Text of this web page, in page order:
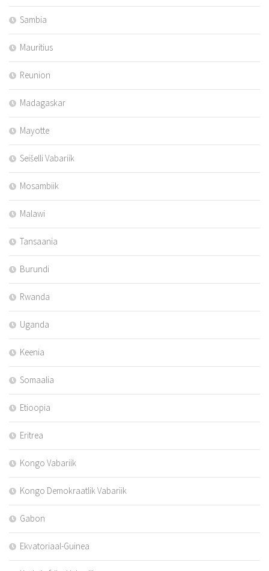
Sambia
Mauritius
Reunion
Madagaskar
Mayotte
Seišelli Vabariik
Mosambiik
Malawi
Tansaania
Burundi
Rwanda
Uganda
Keenia
Somaalia
Etioopia
Eritrea
Kongo Vabariik
Kongo Demokraatlik Vabariik
Gabon
Ekvatoriaal-Guinea